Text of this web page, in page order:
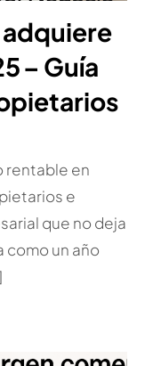
– Guía
rentable en
e
que no deja
como un año